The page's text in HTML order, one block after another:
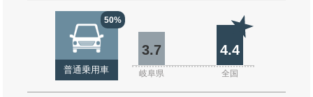
50%
普通乗用車
3.7 4.4
岐阜県 全国